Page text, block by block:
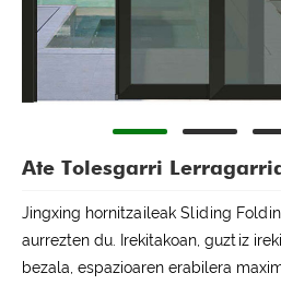
Ate Tolesgarri
Jingxing hornitzaileak Sliding
aurrezten du. Irekitakoan, guztiz
bezala, espazioaren erabilera